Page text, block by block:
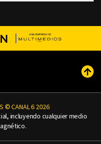
© CANAL 6 2026
incluyendo cualquier medio